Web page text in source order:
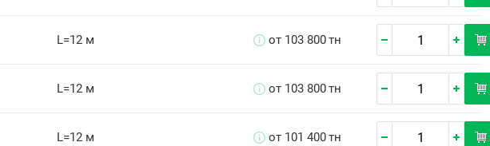
L=12 м от 103 800тн
L=12 м от 103 800тн
L=12 м от 101 400тн